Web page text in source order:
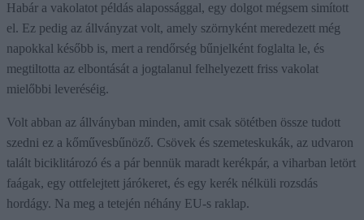
Habár a vakolatot példás alapossággal, egy dolgot mégsem simított
el. Ez pedig az állványzat volt, amely szörnyként meredezett még
napokkal később is, mert a rendőrség bűnjelként foglalta le, és
megtiltotta az elbontását a jogtalanul felhelyezett friss vakolat
mielőbbi leveréséig.
Volt abban az állványban minden, amit csak sötétben össze tudott
szedni ez a kőművesbűnöző. Csövek és szemeteskukák, az udvaron
talált biciklitározó és a pár bennük maradt kerékpár, a viharban letört
faágak, egy ottfelejtett járókeret, és egy kerék nélküli rozsdás
hordágy. Na meg a tetején néhány EU-s raklap.